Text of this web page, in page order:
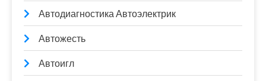
Автодиагностика Автоэлектрик
Автожесть
Автоигл